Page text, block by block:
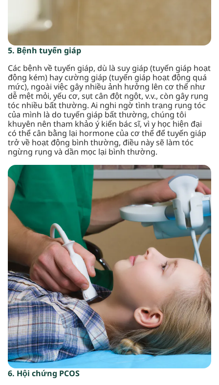
5. Bệnh tuyến giáp
Các bệnh về tuyến giáp, dù là suy giáp (tuyến giáp hoạt
động kém) hay cường giáp (tuyến giáp hoạt động quá
mức), ngoài việc gây nhiều ảnh hưởng lên cơ thể như
dễ mệt mỏi, yếu cơ, sụt cân đột ngột, v.v., còn gây rụng
tóc nhiều bất thường. Ai nghi ngờ tình trạng rụng tóc
của mình là do tuyến giáp bất thường, chúng tôi
khuyên nên tham khảo ý kiến bác sĩ, vì y học hiện đại
có thể cân bằng lại hormone của cơ thể để tuyến giáp
trở về hoạt động bình thường, điều này sẽ làm tóc
ngừng rụng và dần mọc lại bình thường.
6. Hội chứng PCOS